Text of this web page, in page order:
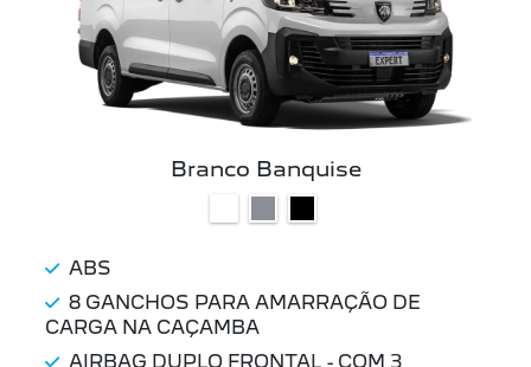
Branco Banquise
ABS
8 GANCHOS PARA AMARRAÇÃO DE
CARGA NA CAÇAMBA
AIRBAG DUPLO FRONTAL - COM 3